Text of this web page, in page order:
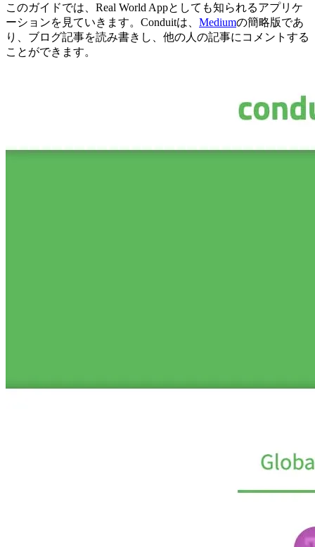
このガイドでは、Real World Appとしても知られるアプリケ
ーションを見ていきます。Conduitは、 Mediumの簡略版であ
り、ブログ記事を読み書きし、他の人の記事にコメントする
ことができます。